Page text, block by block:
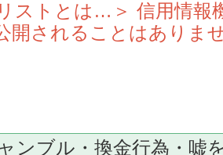
ストとは…＞ 信用情報
開されることはありま
ンブル・換金行為・嘘